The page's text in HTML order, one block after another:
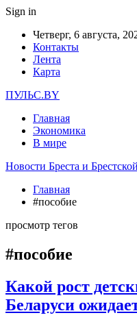
Sign in
Четверг, 6 августа,
Контакты
Лента
Карта
ПУЛЬС.BY
Главная
Экономика
В мире
Новости Бреста и
Главная
#пособие
просмотр тегов
#пособие
Какой рост
Беларуси